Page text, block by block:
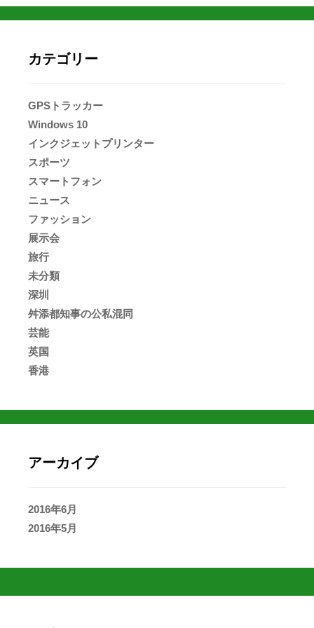
カテゴリー
GPSトラッカー
Windows 10
インクジェットプリンター
スポーツ
スマートフォン
ニュース
ファッション
展示会
旅行
未分類
深圳
舛添都知事の公私混同
芸能
英国
香港
アーカイブ
2016年6月
2016年5月